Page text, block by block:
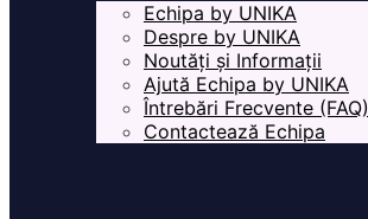
Echipa by UNIKA
Despre by UNIKA
Noutăți și Informații
Ajută Echipa by UNIKA
Întrebări Frecvente (FAQ)
Contactează Echipa